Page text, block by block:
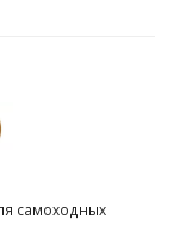
самоходных